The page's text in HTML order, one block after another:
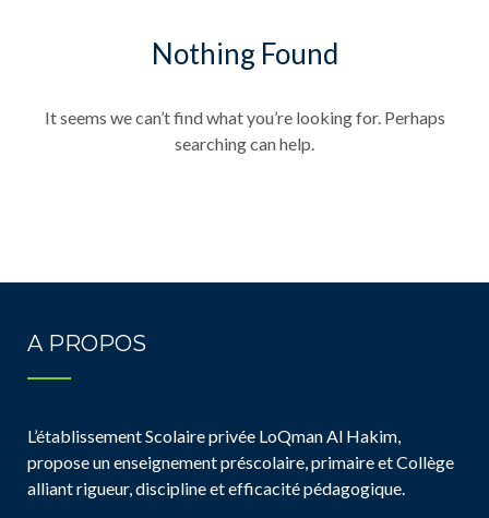
Nothing Found
It seems we can’t find what you’re looking for. Perhaps
searching can help.
A PROPOS
L’établissement Scolaire privée LoQman Al Hakim,
propose un enseignement préscolaire, primaire et Collège
alliant rigueur, discipline et efficacité pédagogique.